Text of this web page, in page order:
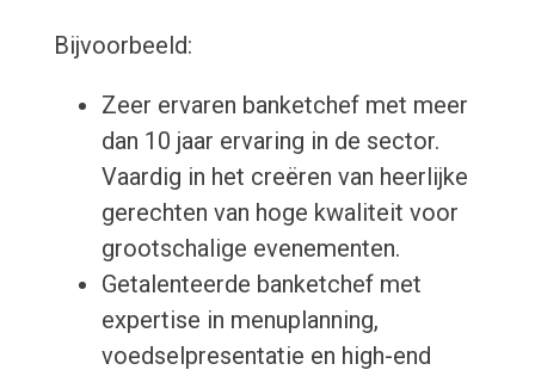
Bijvoorbeeld:
Zeer ervaren banketchef met meer
dan 10 jaar ervaring in de sector.
Vaardig in het creëren van heerlijke
gerechten van hoge kwaliteit voor
grootschalige evenementen.
Getalenteerde banketchef met
expertise in menuplanning,
voedselpresentatie en high-end